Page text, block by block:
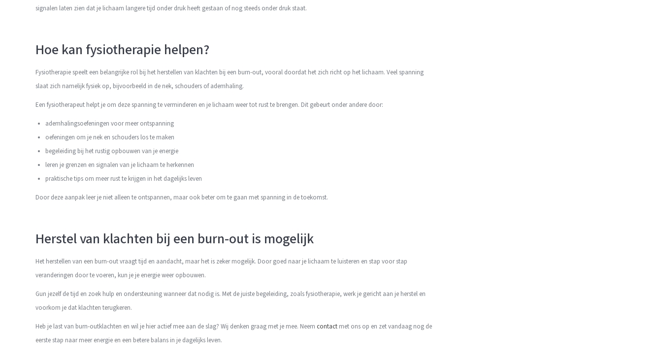
signalen laten zien dat je lichaam langere tijd onder druk heeft gestaan of nog steeds onder druk staat.
Hoe kan fysiotherapie helpen?
Fysiotherapie speelt een belangrijke rol bij het herstellen van klachten bij een burn-out, vooral doordat het zich richt op het lichaam. Veel spanning
slaat zich namelijk fysiek op, bijvoorbeeld in de nek, schouders of ademhaling.
Een fysiotherapeut helpt je om deze spanning te verminderen en je lichaam weer tot rust te brengen. Dit gebeurt onder andere door:
ademhalingsoefeningen voor meer ontspanning
oefeningen om je nek en schouders los te maken
begeleiding bij het rustig opbouwen van je energie
leren je grenzen en signalen van je lichaam te herkennen
praktische tips om meer rust te krijgen in het dagelijks leven
Door deze aanpak leer je niet alleen te ontspannen, maar ook beter om te gaan met spanning in de toekomst.
Herstel van klachten bij een burn-out is mogelijk
Het herstellen van een burn-out vraagt tijd en aandacht, maar het is zeker mogelijk. Door goed naar je lichaam te luisteren en stap voor stap
veranderingen door te voeren, kun je je energie weer opbouwen.
Gun jezelf de tijd en zoek hulp en ondersteuning wanneer dat nodig is. Met de juiste begeleiding, zoals fysiotherapie, werk je gericht aan je herstel en
voorkom je dat klachten terugkeren.
Heb je last van burn-outklachten en wil je hier actief mee aan de slag? Wij denken graag met je mee. Neem contact met ons op en zet vandaag nog de
eerste stap naar meer energie en een betere balans in je dagelijks leven.